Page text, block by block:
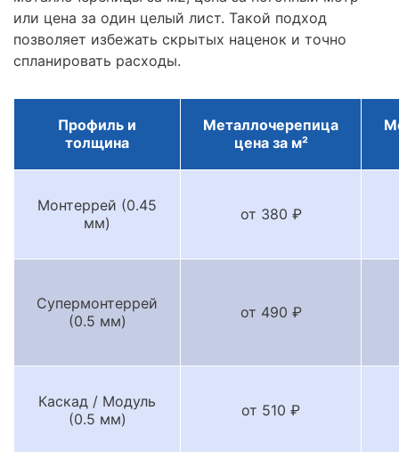
или цена за один целый лист. Такой подход
позволяет избежать скрытых наценок и точно
спланировать расходы.
Профиль и
толщина
Металлочерепица
цена за м²
Монтеррей (0.45
мм)
от 380 ₽
Супермонтеррей
(0.5 мм)
от 490 ₽
Каскад / Модуль
(0.5 мм)
от 510 ₽